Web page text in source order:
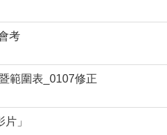
考
範圍表_0107修正
」